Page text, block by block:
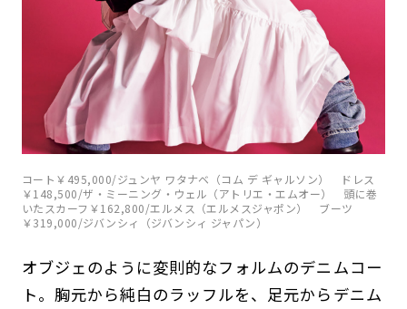
コート￥495,000/ジュンヤ ワタナベ（コム デ ギャルソン） ドレス
￥148,500/ザ・ミーニング・ウェル（アトリエ・エムオー） 頭に巻
いたスカーフ￥162,800/エルメス（エルメスジャポン） ブーツ
￥319,000/ジバンシィ（ジバンシィ ジャパン）
オブジェのように変則的なフォルムのデニムコー
ト。胸元から純白のラッフルを、足元からデニム